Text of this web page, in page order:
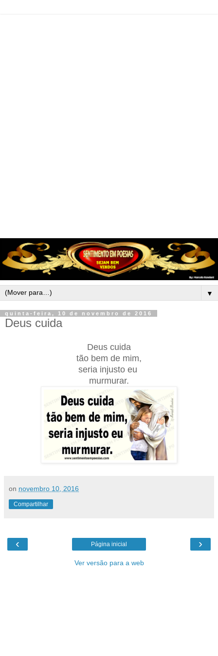
▼
quinta-feira, 10 de novembro de 2016
Deus cuida
Deus cuida
tão bem de mim,
seria injusto eu
murmurar.
on novembro 10, 2016
Compartilhar
‹ ›
Página inicial
Ver versão para a web